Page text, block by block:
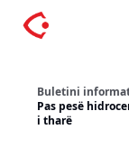
Buletini
Pas pesë
i tharë